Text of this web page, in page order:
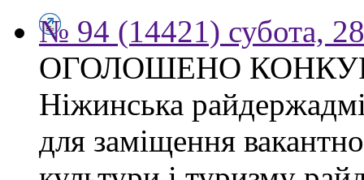
№ 94 (14421) субота,
ОГОЛОШЕНО
Ніжинська
для заміщення